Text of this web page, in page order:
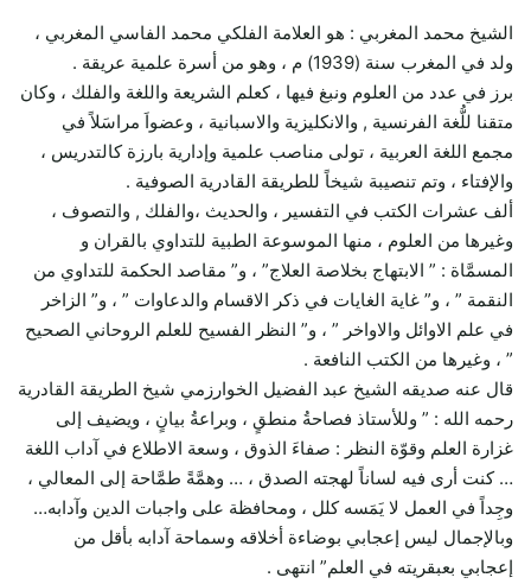
الشيخ محمد المغربي : هو العلامة الفلكي محمد الفاسي المغربي ،
ولد في المغرب سنة (1939) م ، وهو من أسرة علمية عريقة .
برز في عدد من العلوم ونبغ فيها ، كعلم الشريعة واللغة والفلك ، وكان
متقنا للُّغة الفرنسية , والانكليزية والاسبانية ، وعضواَ مراسَلاً في
مجمع اللغة العربية ، تولى مناصب علمية وإدارية بارزة كالتدريس ،
والإفتاء ، وتم تنصيبة شيخاً للطريقة القادرية الصوفية .
ألف عشرات الكتب في التفسير ، والحديث ،والفلك , والتصوف ،
وغيرها من العلوم ، منها الموسوعة الطبية للتداوي بالقران و
المسمَّاة : ” الابتهاج بخلاصة العلاج” ، و” مقاصد الحكمة للتداوي من
النقمة ” ، و” غاية الغايات في ذكر الاقسام والدعاوات ” ، و” الزاخر
في علم الاوائل والاواخر ” ، و” النظر الفسيح للعلم الروحاني الصحيح
” ، وغيرها من الكتب النافعة .
قال عنه صديقه الشيخ عبد الفضيل الخوارزمي شيخ الطريقة القادرية
رحمه الله : ” وللأستاذ فصاحةُ منطقٍ ، وبراعةُ بيانٍ ، ويضيف إلى
غزارة العلم وقوّة النظر : صفاءَ الذوق ، وسعة الاطلاع في آداب اللغة
… كنت أرى فيه لساناً لهجته الصدق ، … وهمَّةً طمَّاحة إلى المعالي ،
وجِداً في العمل لا يَمَسه كلل ، ومحافظة على واجبات الدين وآدابه…
وبالإجمال ليس إعجابي بوضاءة أخلاقه وسماحة آدابه بأقل من
إعجابي بعبقريته في العلم” انتهى .